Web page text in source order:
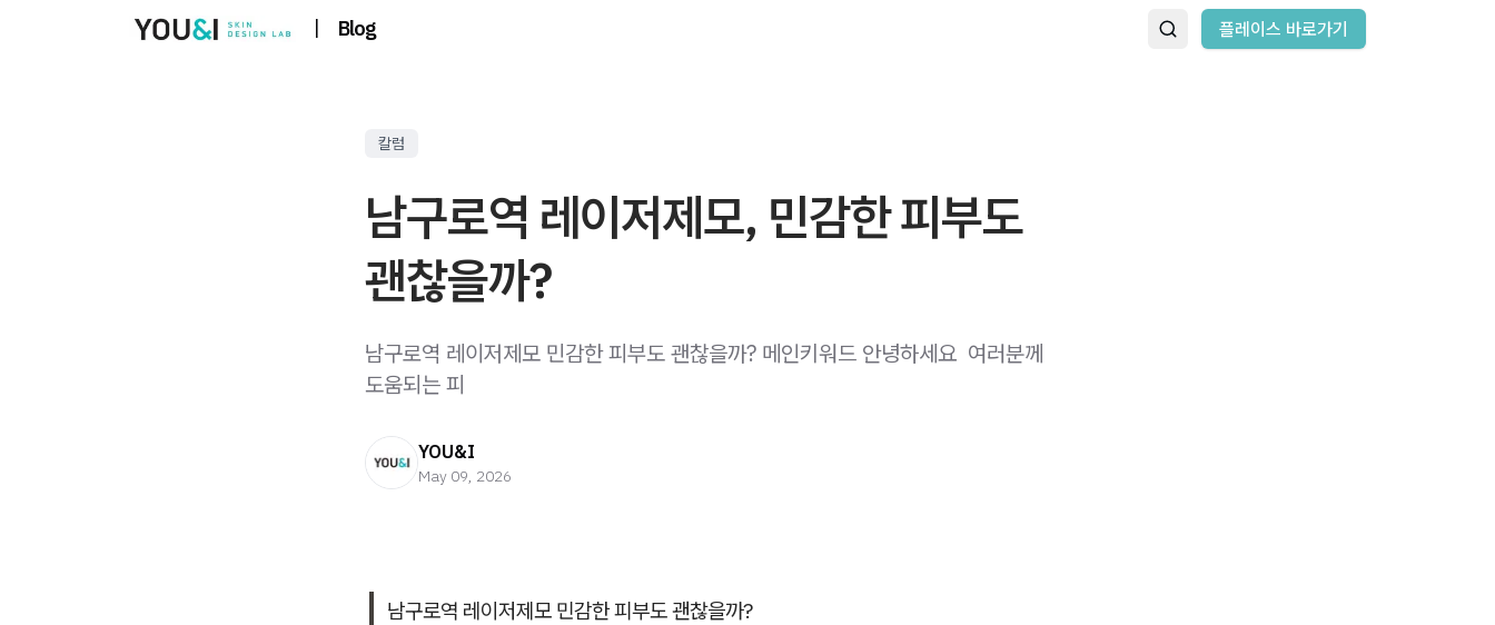
| Blog 플레이스 바로가기
칼럼
남구로역 레이저제모, 민감한 피부도
괜찮을까?
남구로역 레이저제모 민감한 피부도 괜찮을까? 메인키워드 안녕하세요 ​ 여러분께
도움되는 피
YOU&I
May 09, 2026
남구로역 레이저제모 민감한 피부도 괜찮을까?